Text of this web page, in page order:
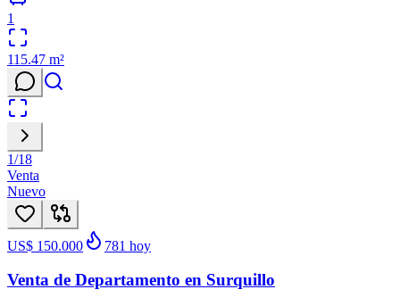
1
115.47 m²
1/18
Venta
Nuevo
US$ 150.000 781 hoy
Venta de Departamento en Surquillo